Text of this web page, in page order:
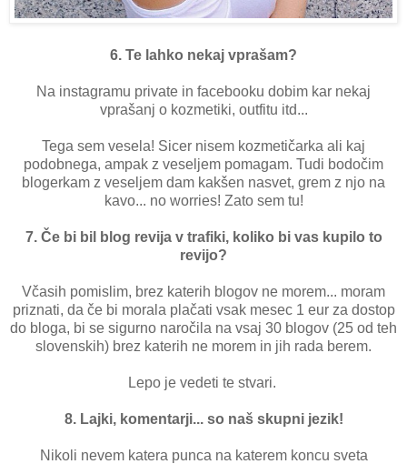
6. Te lahko nekaj vprašam?
Na instagramu private in facebooku dobim kar nekaj
vprašanj o kozmetiki, outfitu itd...
Tega sem vesela! Sicer nisem kozmetičarka ali kaj
podobnega, ampak z veseljem pomagam. Tudi bodočim
blogerkam z veseljem dam kakšen nasvet, grem z njo na
kavo... no worries! Zato sem tu!
7. Če bi bil blog revija v trafiki, koliko bi vas kupilo to
revijo?
Včasih pomislim, brez katerih blogov ne morem... moram
priznati, da če bi morala plačati vsak mesec 1 eur za dostop
do bloga, bi se sigurno naročila na vsaj 30 blogov (25 od teh
slovenskih) brez katerih ne morem in jih rada berem.
Lepo je vedeti te stvari.
8. Lajki, komentarji... so naš skupni jezik!
Nikoli nevem katera punca na katerem koncu sveta